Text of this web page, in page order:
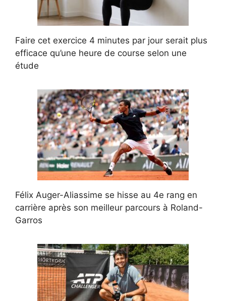
Faire cet exercice 4 minutes par jour serait plus
efficace qu’une heure de course selon une
étude
Félix Auger-Aliassime se hisse au 4e rang en
carrière après son meilleur parcours à Roland-
Garros